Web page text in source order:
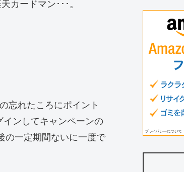
カードマン･･･。
忘れたころにポイント
ンしてキャンペーンの
の一定期間ないに一度で